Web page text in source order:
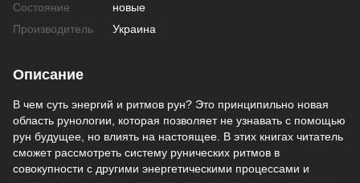
Состояние
новые
Производитель
Украина
Описание
В чем суть энергий и ритмов рун? Это принципильно новая
область рунологии, которая позволяет не узнавать с помощью
рун будущее, но влиять на настоящее. В этих книгах читатель
сможет рассмотреть систему рунических ритмов в
совокупности с другими энергетическими процессами и